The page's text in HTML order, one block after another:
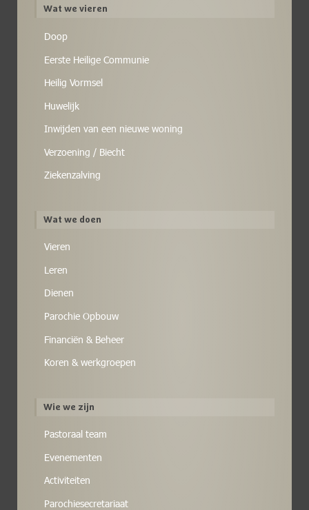
Wat we vieren
Doop
Eerste Heilige Communie
Heilig Vormsel
Huwelijk
Inwijden van een nieuwe woning
Verzoening / Biecht
Ziekenzalving
Wat we doen
Vieren
Leren
Dienen
Parochie Opbouw
Financiën & Beheer
Koren & werkgroepen
Wie we zijn
Pastoraal team
Evenementen
Activiteiten
Parochiesecretariaat